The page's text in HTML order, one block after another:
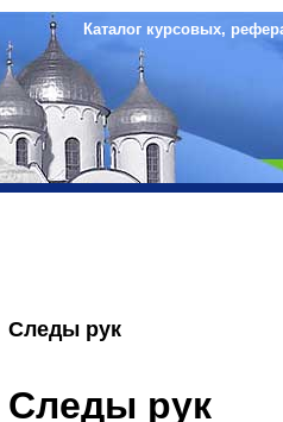
Каталог курсовых,
Следы рук
Следы рук